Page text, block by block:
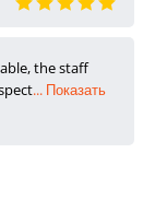
the staff
... Показать